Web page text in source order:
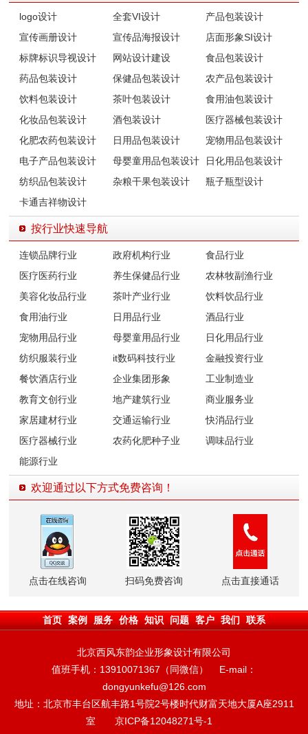
logo设计 全套VI设计
产品包装设计
宣传画册设计
宣传品海报设计
店面形象SI设计
标牌标识导视设计
网站设计建设
食品包装设计
药品包装设计
保健品包装设计
农产品包装设计
饮料包装设计
茶叶包装设计
食用油包装设计
化妆品包装设计
酒包装设计
医疗器械包装设计
化肥农药包装设计
日用品包装设计
宠物用品包装设计
电子产品包装设计
母婴童用品包装设计
日化用品包装设计
纺织品包装设计
杂粮干果包装设计
瓶子瓶型设计
卡通吉祥物设计
按行业快速导航
连锁品牌行业 政府机构行业
食品行业
医疗医药行业
养生保健品行业
农林牧副渔行业
美容化妆品行业
茶叶产业行业
饮料饮品行业
食用油行业
日用品行业
酒品行业
宠物用品行业
母婴童用品行业
日化用品行业
纺织服装行业
it数码科技行业
金融投资行业
餐饮酒店行业
企业集团形象
工业制造业
教育文创行业
地产建筑行业
商业服务业
家居建材行业
交通运输行业
快消品行业
医疗器械行业
农药化肥种子业
调味品行业
能源行业
欢迎通过以下方式免费咨询！
点击在线咨询 扫码免费咨询 点击直接通话
首页 案例 服务 价格 知识 问题 客户 我们 联系
北京西风东韵企业形象设计有限公司
值班手机：13910071367（同微信） E-mail：
dongyunkefu@126.com
地址：北京市丰台区航丰路1号院2号楼时代财富天地大厦A座2911
室 京ICP备12048271号-1